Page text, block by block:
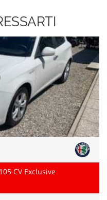
CV Exclusive